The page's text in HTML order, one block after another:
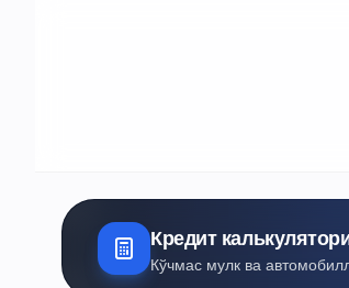
Кредит
Кўчмас мулк ва